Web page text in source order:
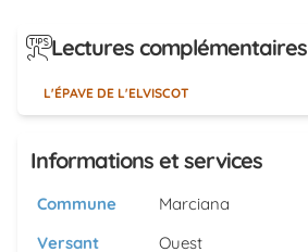
Lectures complémentaires
L'ÉPAVE DE L'ELVISCOT
Informations et services
Commune
Marciana
Versant
Ouest